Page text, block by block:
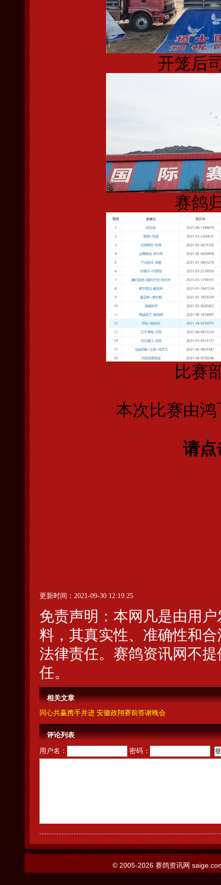
开笼后
赛鸽
比赛
本次比赛由
请点
更新时间：2021-09-30 12:19:25
免责声明：本网凡是由用
料，其真实性、准确性和
法律责任。赛鸽资讯网不
任。
相关文章
同心共赢携手并进 安徽政翔赛前答谢晚会
评论列表
用户名： 密码：
© 2005-2026 赛鸽资讯网